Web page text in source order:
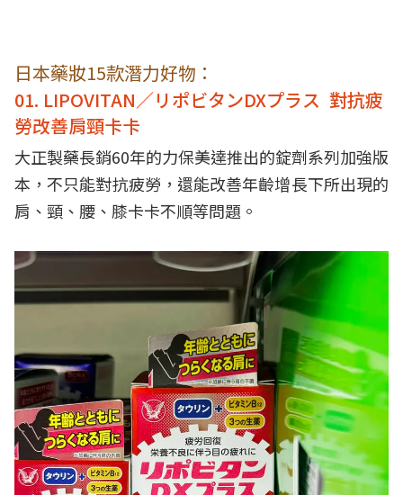
日本藥妝15款潛力好物：
01. LIPOVITAN／リポビタンDXプラス 對抗疲
勞改善肩頸卡卡
大正製藥長銷60年的力保美達推出的錠劑系列加強版
本，不只能對抗疲勞，還能改善年齡增長下所出現的
肩、頸、腰、膝卡卡不順等問題。